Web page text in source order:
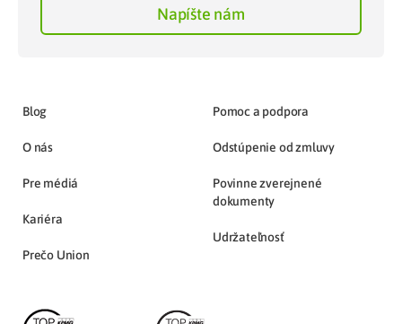
Napíšte nám
Blog
O nás
Pre médiá
Kariéra
Prečo Union
Pomoc a podpora
Odstúpenie od zmluvy
Povinne zverejnené
dokumenty
Udržateľnosť